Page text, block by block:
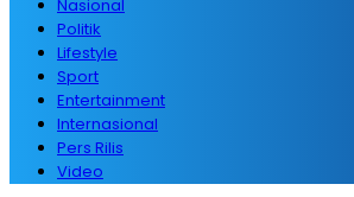
Nasional
Politik
Lifestyle
Sport
Entertainment
Internasional
Pers Rilis
Video